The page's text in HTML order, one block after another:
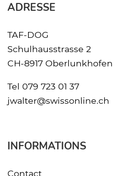
ADRESSE
TAF-DOG
Schulhausstrasse 2
CH-8917 Oberlunkhofen
Tel 079 723 01 37
jwalter@swissonline.ch
INFORMATIONS
Contact